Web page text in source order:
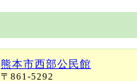
熊本市西部公民館
〒861-5292